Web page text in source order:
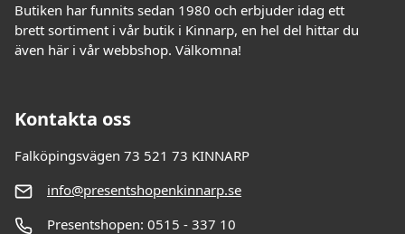
Butiken har funnits sedan 1980 och erbjuder idag ett
brett sortiment i vår butik i Kinnarp, en hel del hittar du
även här i vår webbshop. Välkomna!
Kontakta oss
Falköpingsvägen 73 521 73 KINNARP
info@presentshopenkinnarp.se
Presentshopen: 0515 - 337 10